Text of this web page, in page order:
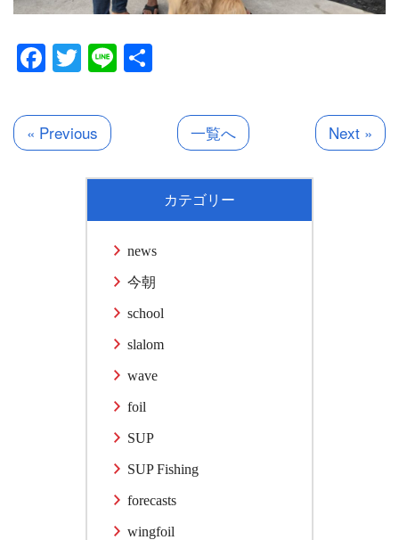
Facebook
Twitter
Line
« Previous 一覧へ Next »
カテゴリー
news
今朝
school
slalom
wave
foil
SUP
SUP Fishing
forecasts
wingfoil